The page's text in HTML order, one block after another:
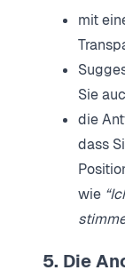
mit
Sie
die
dass
wie
5. Die